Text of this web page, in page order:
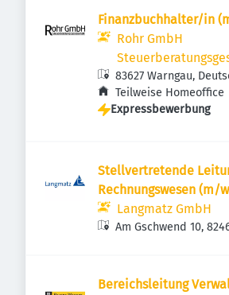
Finanzbuchhalter/in
Rohr GmbH
83627 Warngau,
Teilweise Homeoffice
Expressbewerbung
Stellvertretende
Rechnungswesen (m/
Langmatz GmbH
Am Gschwend 10,
Bereichsleitung